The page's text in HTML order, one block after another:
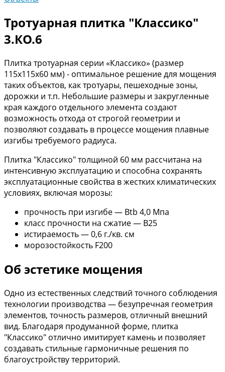
Тротуарная плитка "Классико"
3.КО.6
Плитка тротуарная серии «Классико» (размер
115х115х60 мм) - оптимальное решение для мощения
таких объектов, как тротуары, пешеходные зоны,
дорожки и т.п. Небольшие размеры и закругленные
края каждого отдельного элемента создают
возможность отхода от строгой геометрии и
позволяют создавать в процессе мощения плавные
изгибы требуемого радиуса.
Плитка "Классико" толщиной 60 мм рассчитана на
интенсивную эксплуатацию и способна сохранять
эксплуатационные свойства в жестких климатических
условиях, включая морозы:
прочность при изгибе — Вtb 4,0 Мпа
класс прочности на сжатие — В25
истираемость — 0,6 г./кв. см
морозостойкость F200
Об эстетике мощения
Одно из естественных следствий точного соблюдения
технологии производства — безупречная геометрия
элементов, точность размеров, отличный внешний
вид. Благодаря продуманной форме, плитка
"Классико" отлично имитирует камень и позволяет
создавать стильные гармоничные решения по
благоустройству территорий.